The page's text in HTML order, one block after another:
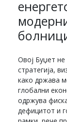
Овој Буџет не
стратегија,
како држава
глобални
одржува
дефицитот и